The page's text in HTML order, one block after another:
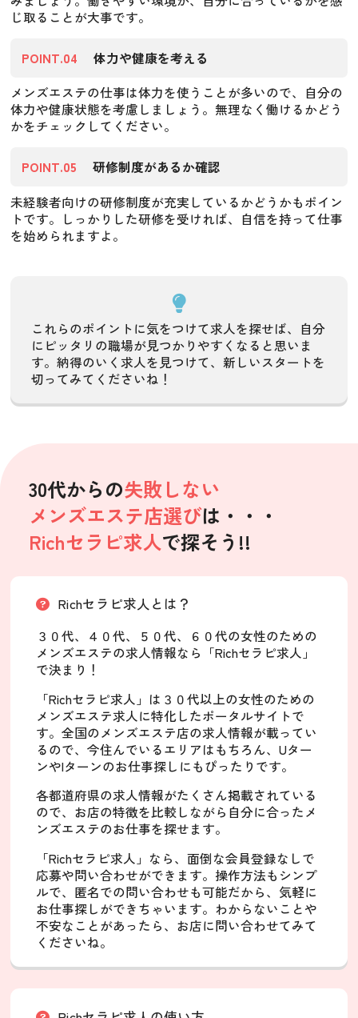
じ取ることが大事です。
POINT.04
体力や健康を考える
メンズエステの仕事は体力を使うことが多いので、自分の
体力や健康状態を考慮しましょう。無理なく働けるかどう
かをチェックしてください。
POINT.05
研修制度があるか確認
未経験者向けの研修制度が充実しているかどうかもポイン
トです。しっかりした研修を受ければ、自信を持って仕事
を始められますよ。
これらのポイントに気をつけて求人を探せば、 自分
にピッタリの職場が見つかりやすくなると思いま
す。納得のいく求人を見つけて、新しいスタートを
切ってみてくださいね！
30代からの失敗しない
メンズエステ店選びは・・・
Richセラピ求人で探そう!!
Richセラピ求人とは？
３０代、４０代、５０代、６０代の女性のための
メンズエステの求人情報なら「Richセラピ求人」
で決まり！
「Richセラピ求人」は３０代以上の女性のための
メンズエステ求人に特化したポータルサイトで
す。全国のメンズエステ店の求人情報が載ってい
るので、今住んでいるエリアはもちろん、Uター
ンやIターンのお仕事探しにもぴったりです。
各都道府県の求人情報がたくさん掲載されている
ので、お店の特徴を比較しながら自分に合ったメ
ンズエステのお仕事を探せます。
「Richセラピ求人」なら、面倒な会員登録なしで
応募や問い合わせができます。操作方法もシンプ
ルで、匿名での問い合わせも可能だから、気軽に
お仕事探しができちゃいます。わからないことや
不安なことがあったら、お店に問い合わせてみて
くださいね。